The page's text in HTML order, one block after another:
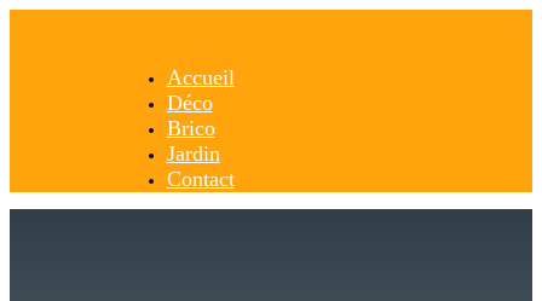
Accueil
Déco
Brico
Jardin
Contact